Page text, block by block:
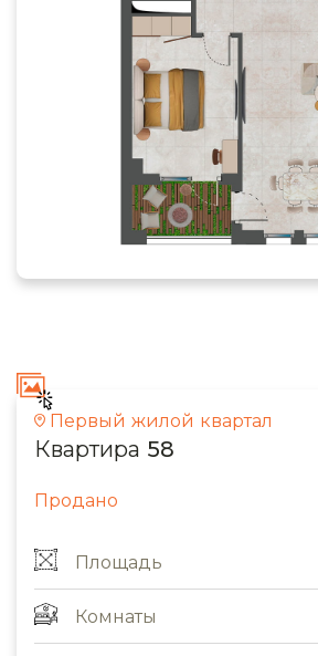
Первый жилой квартал
Квартира 58
Продано
Площадь
Комнаты